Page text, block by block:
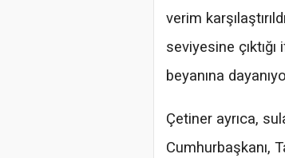
verim
seviyesine
beyanına
Çetiner ayrıca,
Cumhurbaşkanı,